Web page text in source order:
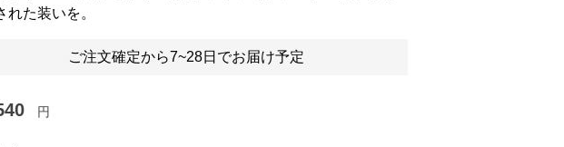
れた装いを。
ご注文確定から7~28日でお届け予定
円